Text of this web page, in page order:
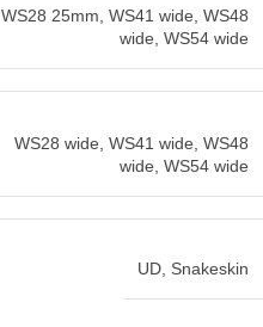
WS28 25mm WS41 wide WS48
wide WS54 wide
WS28 wide WS41 wide WS48
wide WS54 wide
UD, Snakeskin